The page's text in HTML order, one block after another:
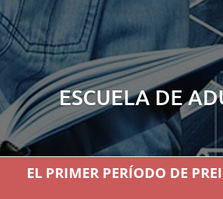
ESCUELA DE
EL PRIMER PERÍODO DE